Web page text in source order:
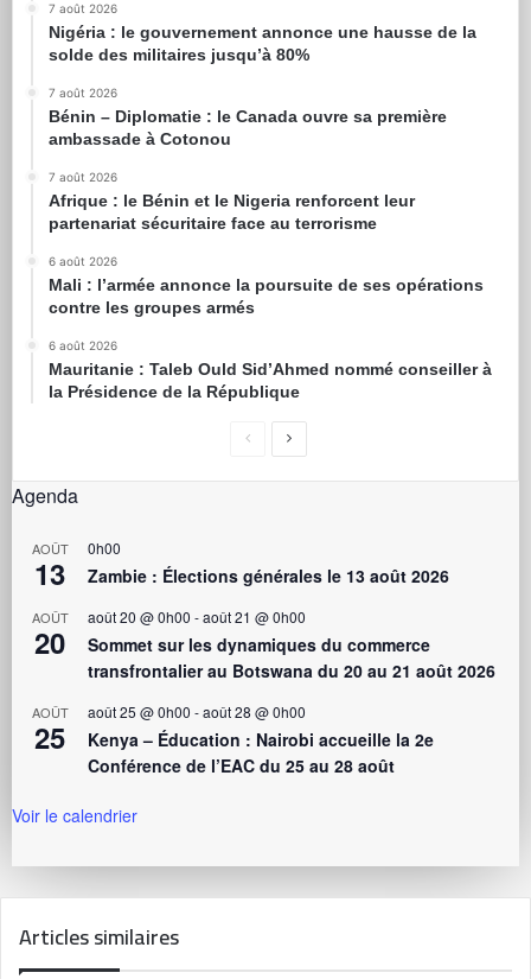
7 août 2026
Nigéria : le gouvernement annonce une hausse de la
solde des militaires jusqu’à 80%
7 août 2026
Bénin – Diplomatie : le Canada ouvre sa première
ambassade à Cotonou
7 août 2026
Afrique : le Bénin et le Nigeria renforcent leur
partenariat sécuritaire face au terrorisme
6 août 2026
Mali : l’armée annonce la poursuite de ses opérations
contre les groupes armés
6 août 2026
Mauritanie : Taleb Ould Sid’Ahmed nommé conseiller à
la Présidence de la République
Agenda
AOÛT
13
0h00
Zambie : Élections générales le 13 août 2026
AOÛT
20
août 20 @ 0h00 -août 21 @ 0h00
Sommet sur les dynamiques du commerce
transfrontalier au Botswana du 20 au 21 août 2026
AOÛT
25
août 25 @ 0h00 -août 28 @ 0h00
Kenya – Éducation : Nairobi accueille la 2e
Conférence de l’EAC du 25 au 28 août
Voir le calendrier
Articles similaires